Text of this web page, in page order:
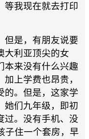
等我现在就去打印
但是，有朋友说要
大利亚顶尖的女
本来没有什么兴趣
上学费也昂贵，
的。但是，这家学
她们九年级，即初
过。没有手机、没
子住一个套房，早